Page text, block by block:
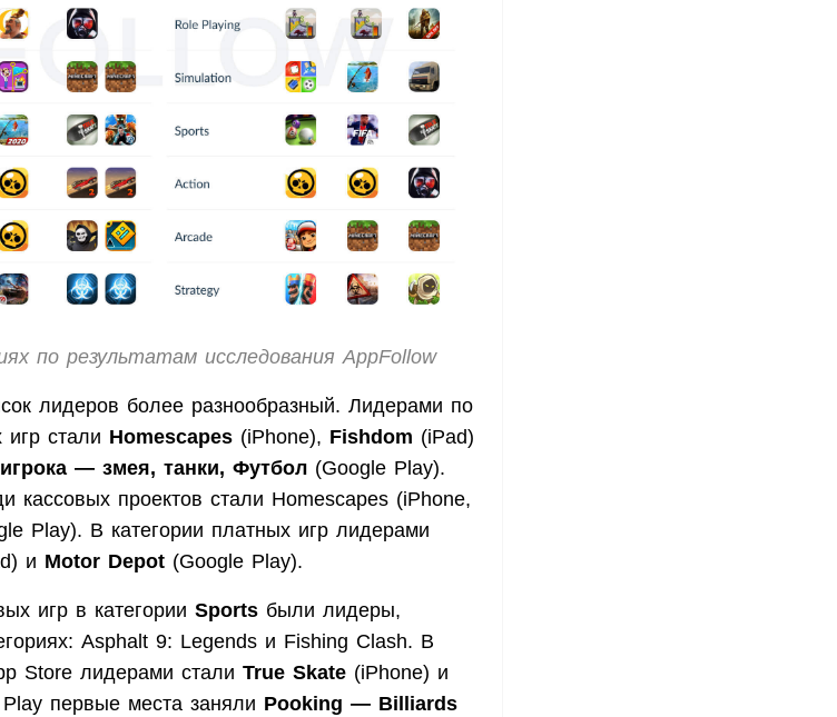
по результатам исследования AppFollow
лидеров более разнообразный. Лидерами по
игр стали Homescapes (iPhone), Fishdom (iPad)
— змея, танки, Футбол (Google Play).
кассовых проектов стали Homescapes (iPhone,
Play). В категории платных игр лидерами
и Motor Depot (Google Play).
игр в категории Sports были лидеры,
Asphalt 9: Legends и Fishing Clash. В
Store лидерами стали True Skate (iPhone) и
первые места заняли Pooking — Billiards